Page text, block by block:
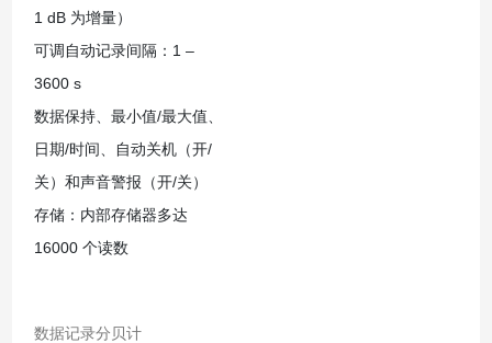
1 dB 为增量）
可调自动记录间隔：1 –
3600 s
数据保持、最小值/最大值、
日期/时间、自动关机（开/
关）和声音警报（开/关）
存储：内部存储器多达
16000 个读数
数据记录分贝计